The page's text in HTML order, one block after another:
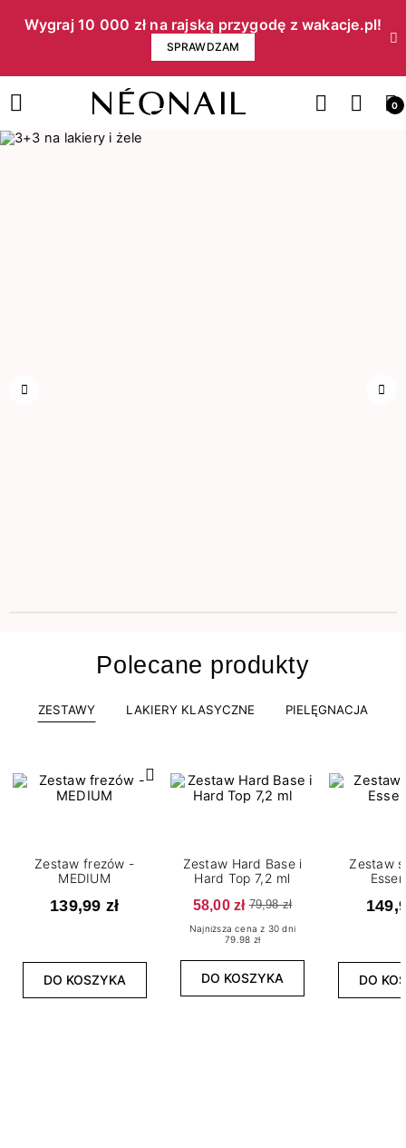
Wygraj 10 000 zł na rajską przygodę z wakacje.pl!​
SPRAWDZAM
0
Polecane produkty
ZESTAWY LAKIERY KLASYCZNE PIELĘGNACJA
Zestaw frezów -
MEDIUM
139,99 zł
DO KOSZYKA
Zestaw Hard Base i
Hard Top 7,2 ml
58,00 zł 79,98 zł
Najniższa cena z 30 dni
79.98 zł
DO KOSZYKA
Zestaw
DO